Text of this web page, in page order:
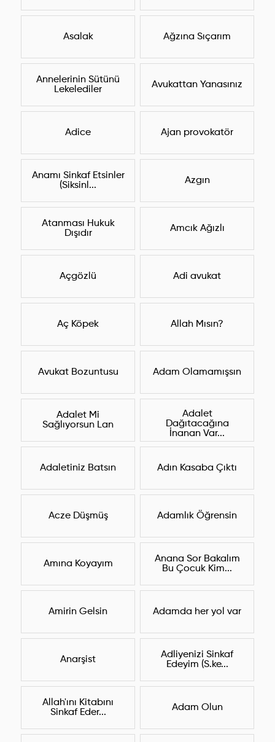
Asalak Ağzına Sıçarım
Annelerinin Sütünü
Lekelediler
Avukattan Yanasınız
Adice Ajan provokatör
Anamı Sinkaf Etsinler
(Siksinl...
Azgın
Atanması Hukuk
Dışıdır
Amcık Ağızlı
Açgözlü Adi avukat
Aç Köpek Allah Mısın?
Avukat Bozuntusu Adam Olamamışsın
Adalet Mi
Sağlıyorsun Lan
Adalet
Dağıtacağına
İnanan Var...
Adaletiniz Batsın Adın Kasaba Çıktı
Acze Düşmüş Adamlık Öğrensin
Amına Koyayım
Anana Sor Bakalım
Bu Çocuk Kim...
Amirin Gelsin Adamda her yol var
Anarşist
Adliyenizi Sinkaf
Edeyim (S.ke...
Allah'ını Kitabını
Sinkaf Eder...
Adam Olun